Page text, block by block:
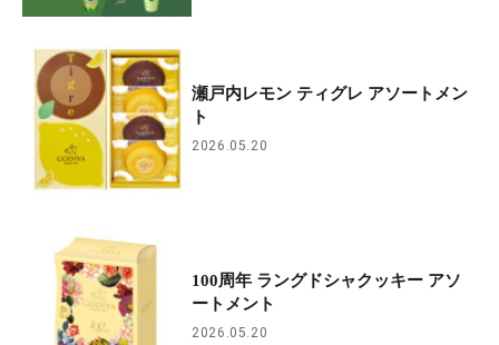
瀬戸内レモン ティグレ アソートメン
ト
2026.05.20
100周年 ラングドシャクッキー アソ
ートメント
2026.05.20